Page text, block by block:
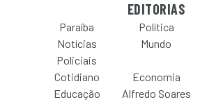
EDITORIAS
Paraíba Política
Notícias
Policiais
Mundo
Cotidiano Economia
Educação
Alfredo Soares